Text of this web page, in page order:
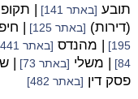
תובע [באתר 141] |
(דירות) [באתר 125] |
195]
| מהנדס [באתר 441]
84]
| משלי [באתר 73] |
פסק דין [באתר 482]